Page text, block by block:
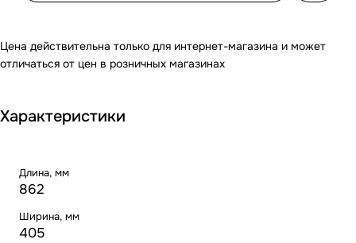
Цена действительна только для интернет-магазина и может
отличаться от цен в розничных магазинах
Характеристики
Длина, мм
862
Ширина, мм
405